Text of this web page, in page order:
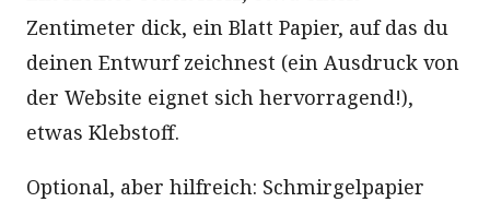
Zentimeter dick, ein Blatt Papier, auf das du
deinen Entwurf zeichnest (ein Ausdruck von
der Website eignet sich hervorragend!),
etwas Klebstoff.
Optional, aber hilfreich: Schmirgelpapier